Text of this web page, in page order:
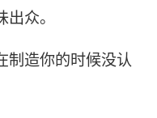
众。
制造你的时候没认